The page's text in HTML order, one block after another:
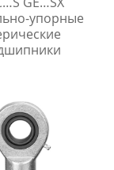
упорные